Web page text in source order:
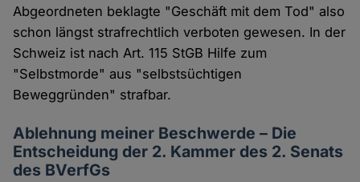
Abgeordneten beklagte "Geschäft mit dem Tod" also
schon längst strafrechtlich verboten gewesen. In der
Schweiz ist nach Art. 115 StGB Hilfe zum
"Selbstmorde" aus "selbstsüchtigen
Beweggründen" strafbar.
Ablehnung meiner Beschwerde – Die
Entscheidung der 2. Kammer des 2. Senats
des BVerfGs